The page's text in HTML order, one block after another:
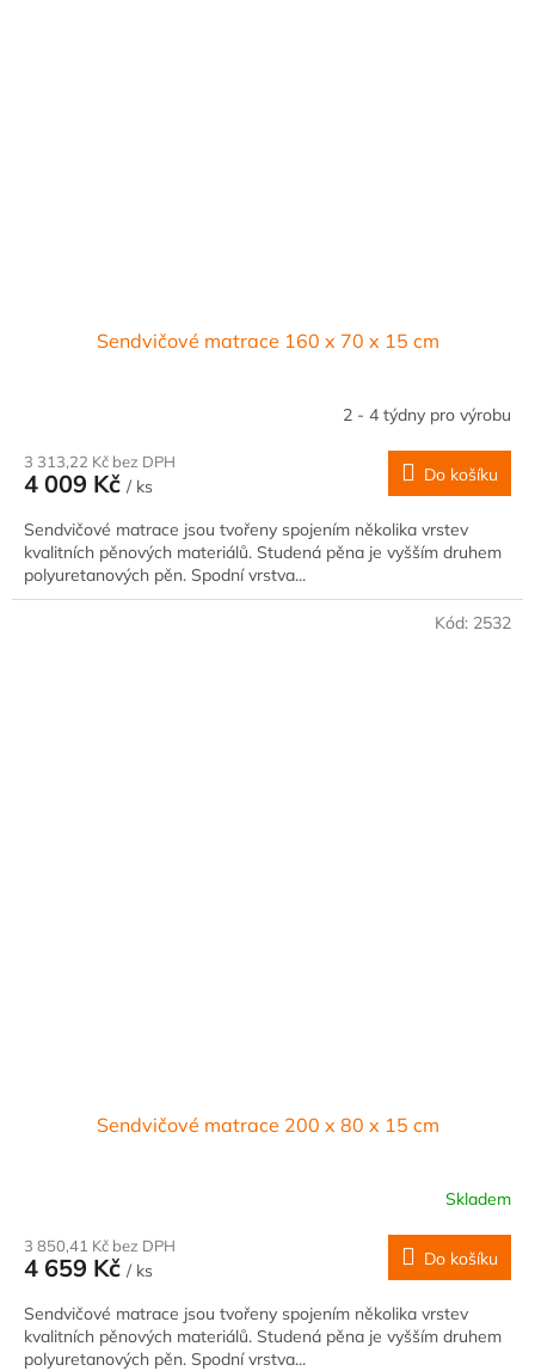
Sendvičové matrace 160 x 70 x 15 cm
2 - 4 týdny pro výrobu
3 313,22 Kč bez DPH
4 009 Kč / ks
Do košíku
Sendvičové matrace jsou tvořeny spojením několika vrstev
kvalitních pěnových materiálů. Studená pěna je vyšším druhem
polyuretanových pěn. Spodní vrstva...
Sendvičové matrace 200 x 80 x 15 cm
Skladem
3 850,41 Kč bez DPH
4 659 Kč / ks
Do košíku
Sendvičové matrace jsou tvořeny spojením několika vrstev
kvalitních pěnových materiálů. Studená pěna je vyšším druhem
polyuretanových pěn. Spodní vrstva...
Kód: 2532